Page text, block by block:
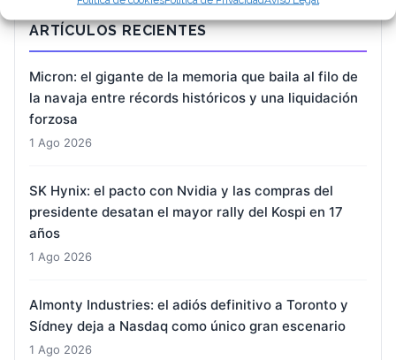
ARTÍCULOS RECIENTES
Micron: el gigante de la memoria que baila al filo de
la navaja entre récords históricos y una liquidación
forzosa
1 Ago 2026
SK Hynix: el pacto con Nvidia y las compras del
presidente desatan el mayor rally del Kospi en 17
años
1 Ago 2026
Almonty Industries: el adiós definitivo a Toronto y
Sídney deja a Nasdaq como único gran escenario
1 Ago 2026